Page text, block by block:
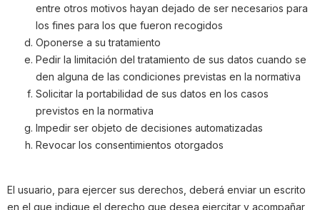
entre otros motivos hayan dejado de ser necesarios para
los fines para los que fueron recogidos
Oponerse a su tratamiento
Pedir la limitación del tratamiento de sus datos cuando se
den alguna de las condiciones previstas en la normativa
Solicitar la portabilidad de sus datos en los casos
previstos en la normativa
Impedir ser objeto de decisiones automatizadas
Revocar los consentimientos otorgados
El usuario, para ejercer sus derechos, deberá enviar un escrito
en el que indique el derecho que desea ejercitar y acompañar